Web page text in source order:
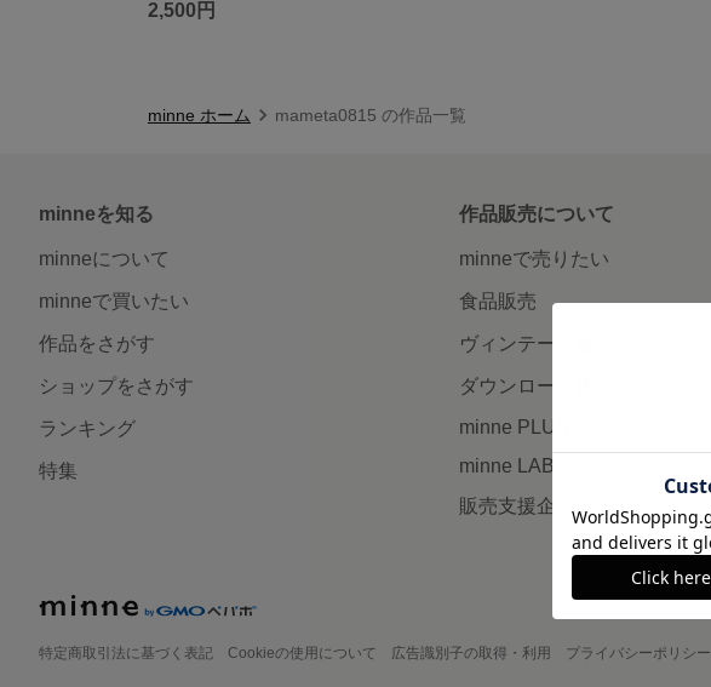
2,500円
minne ホーム mameta0815 の作品一覧
minneを知る
minneについて
minneで買いたい
作品をさがす
ショップをさがす
ランキング
特集
作品販売について
minneで売りたい
食品販売
ヴィンテージ販売
ダウンロード販売
minne PLUS
minne LAB
販売支援企画・イベント
特定商取引法に基づく表記 Cookieの使用について 広告識別子の取得・利用 プライバシーポリシー